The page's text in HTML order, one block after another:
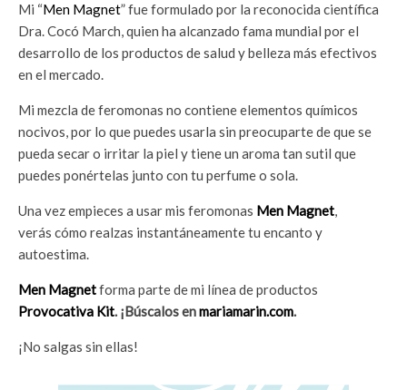
Mi “Men Magnet” fue formulado por la reconocida científica
Dra. Cocó March, quien ha alcanzado fama mundial por el
desarrollo de los productos de salud y belleza más efectivos
en el mercado.
Mi mezcla de feromonas no contiene elementos químicos
nocivos, por lo que puedes usarla sin preocuparte de que se
pueda secar o irritar la piel y tiene un aroma tan sutil que
puedes ponértelas junto con tu perfume o sola.
Una vez empieces a usar mis feromonas Men Magnet,
verás cómo realzas instantáneamente tu encanto y
autoestima.
Men Magnetforma parte de mi línea de productos
Provocativa Kit. ¡Búscalos enmariamarin.com.
¡No salgas sin ellas!